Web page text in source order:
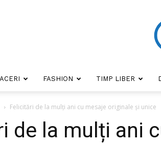
FASHION TIMP LIBER
Felicitări de la mulți ani cu mesaje originale și unice
de la mulți ani